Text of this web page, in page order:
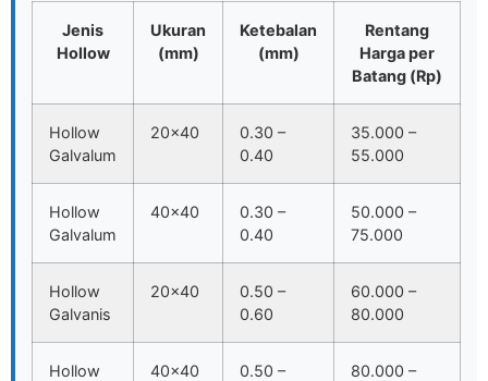
Jenis
Hollow
Ukuran
(mm)
Ketebalan
(mm)
Rentang
Harga per
Batang (Rp)
Hollow
Galvalum
20×40
0.30 –
0.40
35.000 –
55.000
Hollow
Galvalum
40×40
0.30 –
0.40
50.000 –
75.000
Hollow
Galvanis
20×40
0.50 –
0.60
60.000 –
80.000
Hollow
40×40
0.50 –
80.000 –